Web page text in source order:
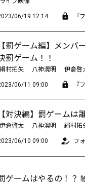
06/19 12:14 『
【罰ゲーム編】メンバ
罰ゲーム！！
絹村拓矢 八神滉明 伊倉啓
06/11 09:00 『
【対決編】罰ゲームは
伊倉啓太 八神滉明 絹村拓
06/10 09:00 フ
ゲームはやるの！？